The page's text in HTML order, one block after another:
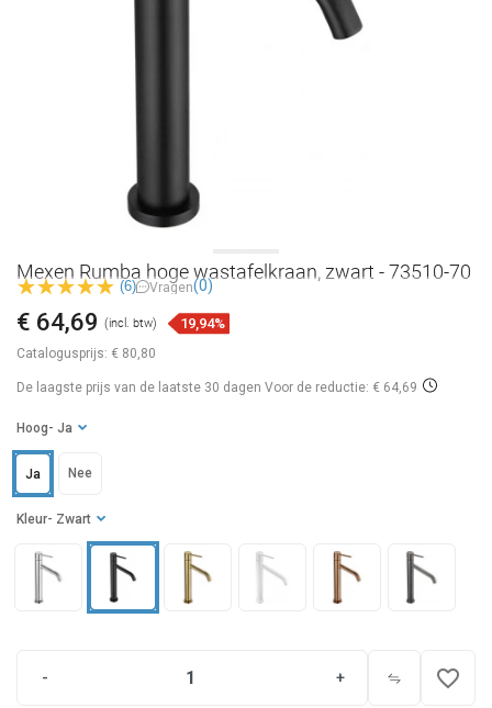
Mexen Rumba hoge wastafelkraan, zwart - 73510-70
(6) Vragen(0)
Catalogusprijs: € 80,80
€ 64,69 (incl. btw) 19,94%
De laagste prijs van de laatste 30 dagen Voor de reductie: € 64,69
Kleur - Zwart
Hoog - Ja
Ja Nee
- + favorite_border